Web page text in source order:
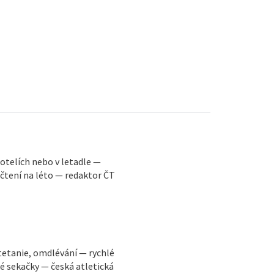
nebo v letadle —
na léto — redaktor ČT
omdlévání — rychlé
sekačky — česká atletická